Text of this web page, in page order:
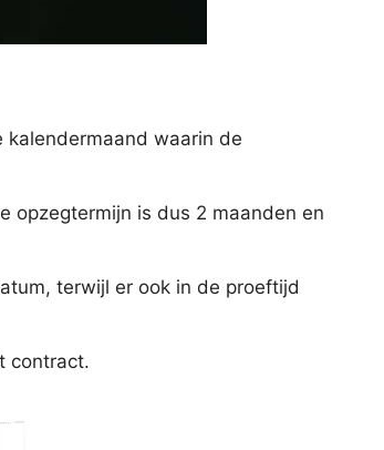
waarin de
opzegtermijn is dus 2 maanden en
terwijl er ook in de proeftijd
contract.